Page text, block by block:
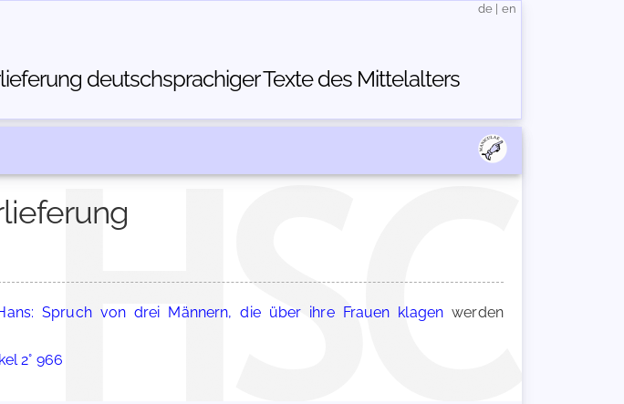
deutschsprachiger Texte des Mittelalters
de en
Spruch von drei Männern, die über ihre Frauen klagen werden
2° 966